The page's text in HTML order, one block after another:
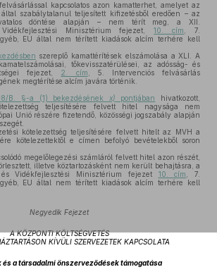
kapcsolatos azon kamatterhet, amelyet az
szabálytalanul teljesített kifizetésből eredően – az
döntése alapján – nem térít meg, a XII.
Vidékfejlesztési Minisztérium fejezet,10. cím , 7.
EU által nem térített kiadások alcím terhére kell
szereplő kamattérítések elszámolása a XLI. A
tőkevisszatérülései, az adósság- és
fejezet, 2. cím , 5. Intervenciós felvásárlás
megtérítése alcím javára történik.
B. §-a (1) bekezdésének x) pontjában
hivatkozott,
teljesítésére felvett hitel nagysága nem
Unió részére fizetendő, közösségi jogszabály alapján
kötelezettség teljesítésére felvett hitelt az MVH a
kötelezettektől e címen befolyó bevételekből soron
megelőlegezési számláról felvett hitel azon részét,
illetve köztartozásként nem került behajtásra, a
Vidékfejlesztési Minisztérium fejezet 10. cím
, 7.
EU által nem térített kiadások alcím terhére kell
Negyedik Fejezet
A KÖZPONTI KÖLTSÉGVETÉS
KÍVÜLI SZERVEZETEK KAPCSOLATA
és a társadalmi önszerveződések támogatása